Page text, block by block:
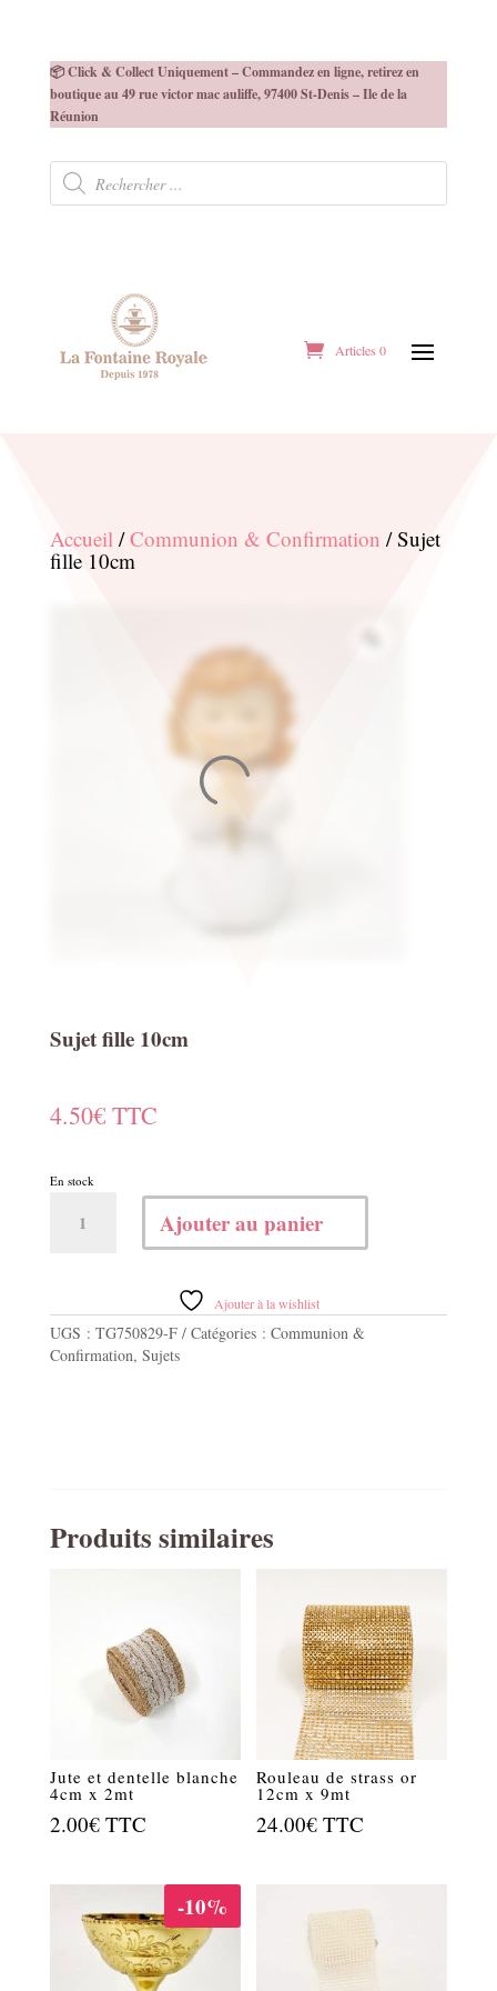
📦 Click & Collect Uniquement – Commandez en ligne, retirez en
boutique au 49 rue victor mac auliffe, 97400 St-Denis – Ile de la
Réunion
Recherche
produits
Articles 0
Accueil/Communion & Confirmation / Sujet
fille 10cm
Sujet fille 10cm
4.50€ TTC
En stock
Ajouter au panier
Ajouter à la wishlist
UGS : TG750829-F Catégories : Communion &
Confirmation, Sujets
Produits similaires
Jute et dentelle blanche
4cm x 2mt
2.00€ TTC
Rouleau de strass or
12cm x 9mt
24.00€ TTC
-10%